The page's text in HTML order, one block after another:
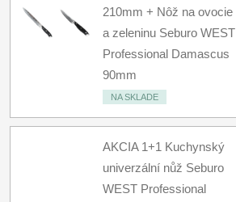
210mm + Nôž na ovocie
a zeleninu Seburo WEST
Professional Damascus
90mm
NA SKLADE
AKCIA 1+1 Kuchynský
univerzální nůž Seburo
WEST Professional